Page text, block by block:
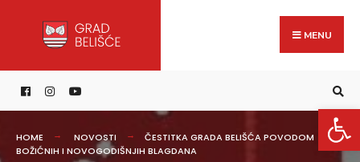
content
MENU
HOME NOVOSTI
ČESTITKA GRADA BELIŠĆA POVODOM
BOŽIĆNIH I NOVOGODIŠNJIH BLAGDANA
for: